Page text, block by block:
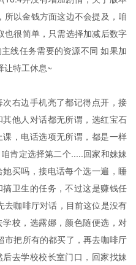
以金钱方面这边不会提及，咱
很简单，只需选择加减后数字
线任务需要的资源不同 如果加
让特工休息~
右边手机亮了都记得点开，接
他人对话都无所谓，选红宝石
，电话选项无所谓，都是一样
肯定选择第二个.....回家和妹妹
买吗，接电话每个选一遍，睡
卫生的任务，不过这是赚钱任
咖啡厅对话，目前这位是没有
校，选露娜，颜色随便选，对
把所有的都买了，再去咖啡厅
去学校校长室门口，回家找妹